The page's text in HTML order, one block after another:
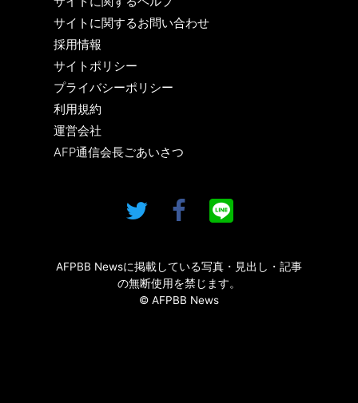
サイトに関するお問い合わせ
採用情報
サイトポリシー
プライバシーポリシー
利用規約
運営会社
AFP通信会長ごあいさつ
AFPBB Newsに掲載している写真・見出し・記事
の無断使用を禁じます。
© AFPBB News